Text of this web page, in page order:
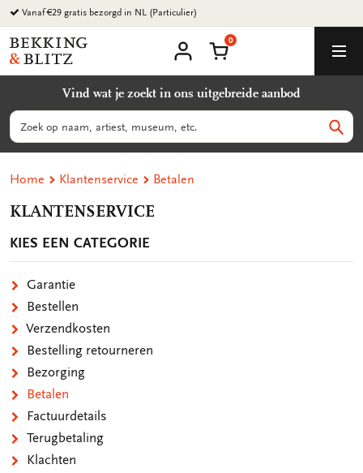
Ga
naar
content
Vanaf €29 gratis bezorgd in NL (Particulier)
Bekking
&
B.V.
account
Winkelmand
0
Vind wat je zoekt in ons uitgebreide aanbod
Zoeken
Home Klantenservice Betalen
KLANTENSERVICE
KIES EEN CATEGORIE
Garantie
Bestellen
Verzendkosten
Bestelling retourneren
Bezorging
Betalen
Factuurdetails
Terugbetaling
Klachten